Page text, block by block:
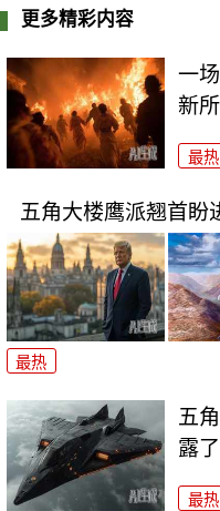
更多精彩内容
一
新
最热
五角大楼鹰派翘首盼
最热
五
露
最热